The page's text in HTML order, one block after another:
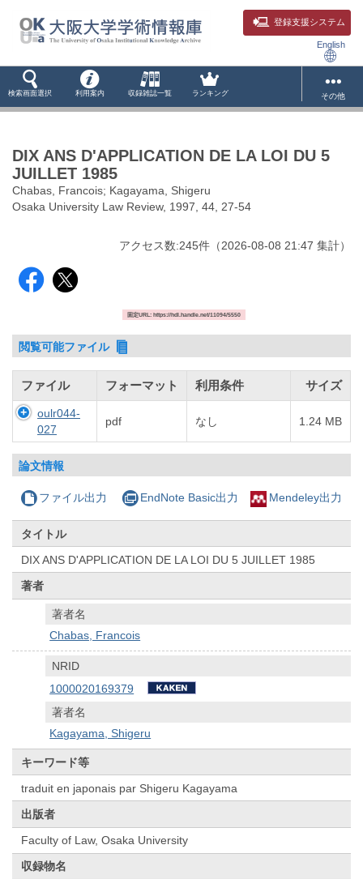
登録支援システム
English
検索画面選択 利用案内 収録雑誌一覧 ランキング その他
DIX ANS D'APPLICATION DE LA LOI DU 5
JUILLET 1985
Chabas, Francois; Kagayama, Shigeru
Osaka University Law Review, 1997, 44, 27-54
アクセス数:245件 （2026-08-08 21:47 集計）
固定URL: https://hdl.handle.net/11094/5550
閲覧可能ファイル
ファイル フォーマット 利用条件 サイズ
oulr044-
027
pdf なし 1.24 MB
論文情報
ファイル出力 EndNote Basic出力 Mendeley出力
タイトル
DIX ANS D'APPLICATION DE LA LOI DU 5 JUILLET 1985
著者
著者名
Chabas, Francois
NRID
1000020169379
著者名
Kagayama, Shigeru
キーワード等
traduit en japonais par Shigeru Kagayama
出版者
Faculty of Law, Osaka University
収録物名